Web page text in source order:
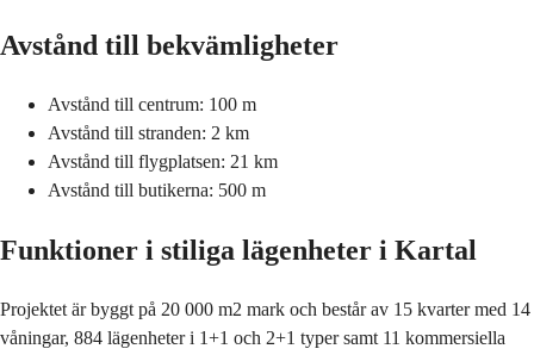
Avstånd till bekvämligheter
Avstånd till centrum: 100 m
Avstånd till stranden: 2 km
Avstånd till flygplatsen: 21 km
Avstånd till butikerna: 500 m
Funktioner i stiliga lägenheter i Kartal
Projektet är byggt på 20 000 m2 mark och består av 15 kvarter med 14
våningar, 884 lägenheter i 1+1 och 2+1 typer samt 11 kommersiella